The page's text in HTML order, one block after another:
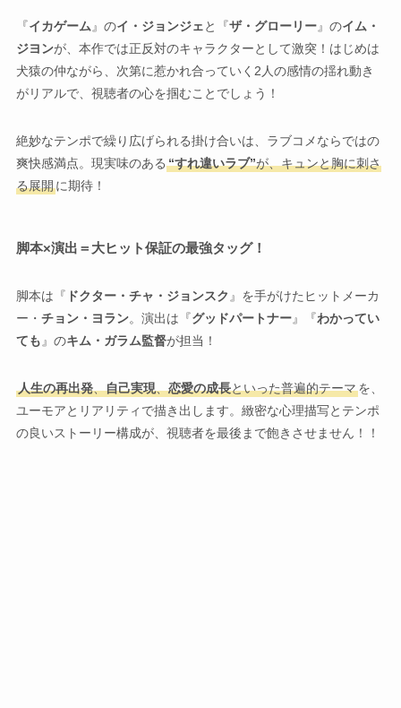
『イカゲーム 』のイ・ジョンジェと『ザ・グローリー』のイム・
ジヨンが、本作では正反対のキャラクターとして激突！はじめは
犬猿の仲ながら、次第に惹かれ合っていく2人の感情の揺れ動き
がリアルで、視聴者の心を掴むことでしょう！
絶妙なテンポで繰り広げられる掛け合いは、ラブコメならではの
爽快感満点。現実味のある “すれ違いラブ”が、キュンと胸に刺さ
る展開に期待！
脚本×演出＝大ヒット保証の最強タッグ！
脚本は『 ドクター・チャ・ジョンスク 』を手がけたヒットメーカ
ー・ チョン・ヨラン。演出は『グッドパートナー』『わかってい
ても 』のキム・ガラム監督が担当！
人生の再出発、自己実現、恋愛の成長といった普遍的テーマを、
ユーモアとリアリティで描き出します。緻密な心理描写とテンポ
の良いストーリー構成が、視聴者を最後まで飽きさせません！！